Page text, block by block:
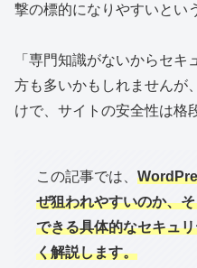
撃の標的になりやすいとい
「専門知識がないからセ
方も多いかもしれませんが
けで、サイトの安全性は格
この記事では、
ぜ狙われやすいのか、
できる具体的なセキュ
く解説します。